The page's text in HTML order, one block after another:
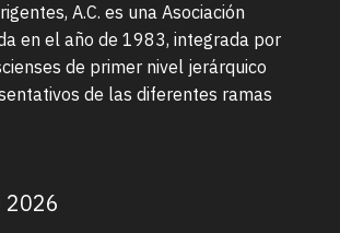
A.C. es una Asociación
en el año de 1983, integrada por
de primer nivel jerárquico
de las diferentes ramas
2026